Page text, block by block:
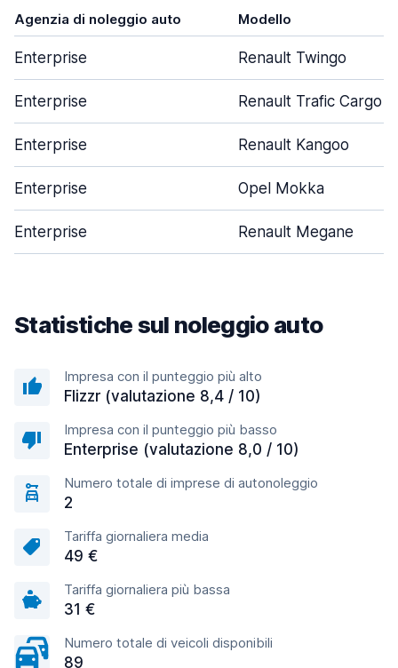
Agenzia di noleggio auto Modello
Enterprise Renault Twingo
Enterprise Renault Trafic Cargo
Enterprise Renault Kangoo
Enterprise Opel Mokka
Enterprise Renault Megane
Statistiche sul noleggio auto
Impresa con il punteggio più alto
Flizzr (valutazione 8,4 / 10)
Impresa con il punteggio più basso
Enterprise (valutazione 8,0 / 10)
Numero totale di imprese di autonoleggio
2
Tariffa giornaliera media
49 €
Tariffa giornaliera più bassa
31 €
Numero totale di veicoli disponibili
89